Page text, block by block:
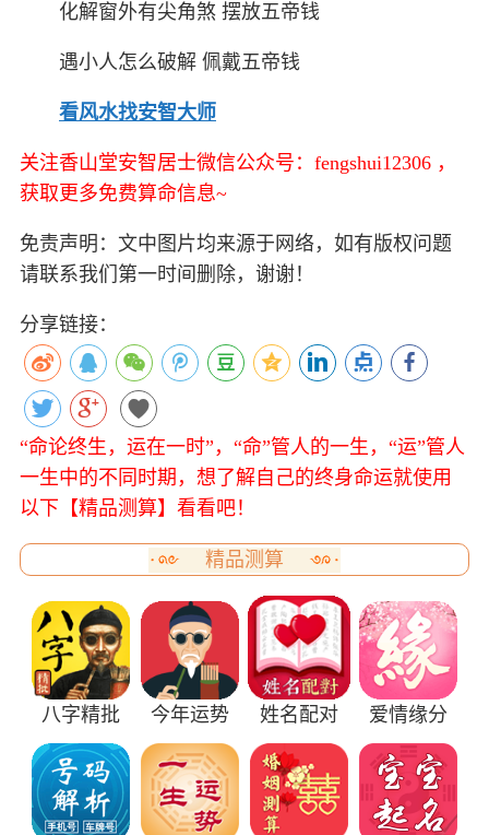
化解窗外有尖角煞 摆放五帝钱
遇小人怎么破解 佩戴五帝钱
看风水找安智大师
关注香山堂安智居士微信公众号：fengshui12306 ，
获取更多免费算命信息~
免责声明：文中图片均来源于网络，如有版权问题
请联系我们第一时间删除，谢谢！
分享链接：
“命论终生，运在一时”，“命”管人的一生，“运”管人
一生中的不同时期，想了解自己的终身命运就使用
以下【精品测算】看看吧！
精品测算
八字精批 今年运势 姓名配对 爱情缘分